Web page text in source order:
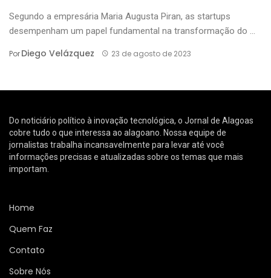
Segundo a empresária Maria Augusta Piran, as startups
desempenham um papel fundamental na transformação do ...
PorDiego Velázquez 23 de agosto de 2023
Do noticiário político à inovação tecnológica, o Jornal de Alagoas
cobre tudo o que interessa ao alagoano. Nossa equipe de
jornalistas trabalha incansavelmente para levar até você
informações precisas e atualizadas sobre os temas que mais
importam.
Home
Quem Faz
Contato
Sobre Nós